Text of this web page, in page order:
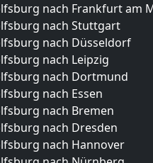
nach Frankfurt am
nach Stuttgart
nach Düsseldorf
nach Leipzig
nach Dortmund
nach Essen
nach Bremen
nach Dresden
nach Hannover